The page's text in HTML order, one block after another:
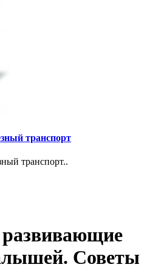
транспорт
транспорт..
Советы